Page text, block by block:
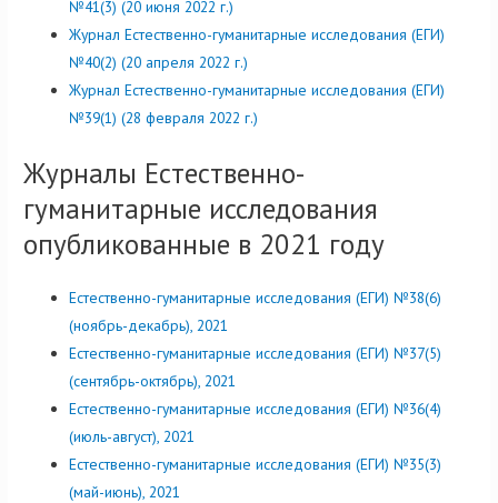
№41(3) (20 июня 2022 г.)
Журнал Естественно-гуманитарные исследования (ЕГИ)
№40(2) (20 апреля 2022 г.)
Журнал Естественно-гуманитарные исследования (ЕГИ)
№39(1) (28 февраля 2022 г.)
Журналы Естественно-
гуманитарные исследования
опубликованные в 2021 году
Естественно-гуманитарные исследования (ЕГИ) №38(6)
(ноябрь-декабрь), 2021
Естественно-гуманитарные исследования (ЕГИ) №37(5)
(сентябрь-октябрь), 2021
Естественно-гуманитарные исследования (ЕГИ) №36(4)
(июль-август), 2021
Естественно-гуманитарные исследования (ЕГИ) №35(3)
(май-июнь), 2021